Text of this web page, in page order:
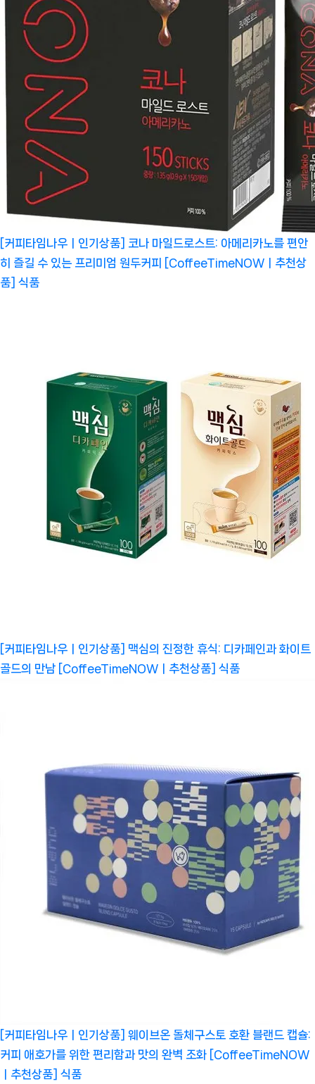
[커피타임나우ㅣ인기상품] 코나 마일드로스트: 아메리카노를 편안
히 즐길 수 있는 프리미엄 원두커피 [CoffeeTimeNOWㅣ추천상
품] 식품
[커피타임나우ㅣ인기상품] 맥심의 진정한 휴식: 디카페인과 화이트
골드의 만남 [CoffeeTimeNOWㅣ추천상품] 식품
[커피타임나우ㅣ인기상품] 웨이브온 돌체구스토 호환 블랜드 캡슐:
커피 애호가를 위한 편리함과 맛의 완벽 조화 [CoffeeTimeNOW
ㅣ추천상품] 식품